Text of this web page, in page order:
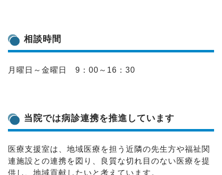
相談時間
月曜日～金曜日 9：00～16：30
当院では病診連携を推進しています
医療支援室は、地域医療を担う近隣の先生方や福祉関
連施設との連携を図り、良質な切れ目のない医療を提
供し、地域貢献したいと考えています。